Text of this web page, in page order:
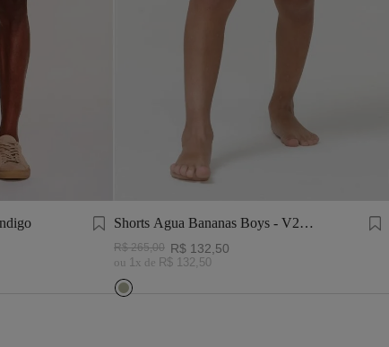
Shorts Agua Bananas Boys - V24-
Azul Turquesa
R$ 265,00 R$ 132 50
ou 1x de R$ 132, 50